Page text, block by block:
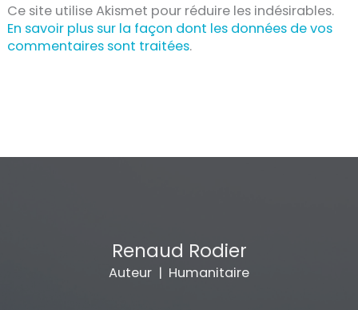
Ce site utilise Akismet pour réduire les indésirables.
En savoir plus sur la façon dont les données de vos
commentaires sont traitées.
Renaud Rodier
Auteur | Humanitaire